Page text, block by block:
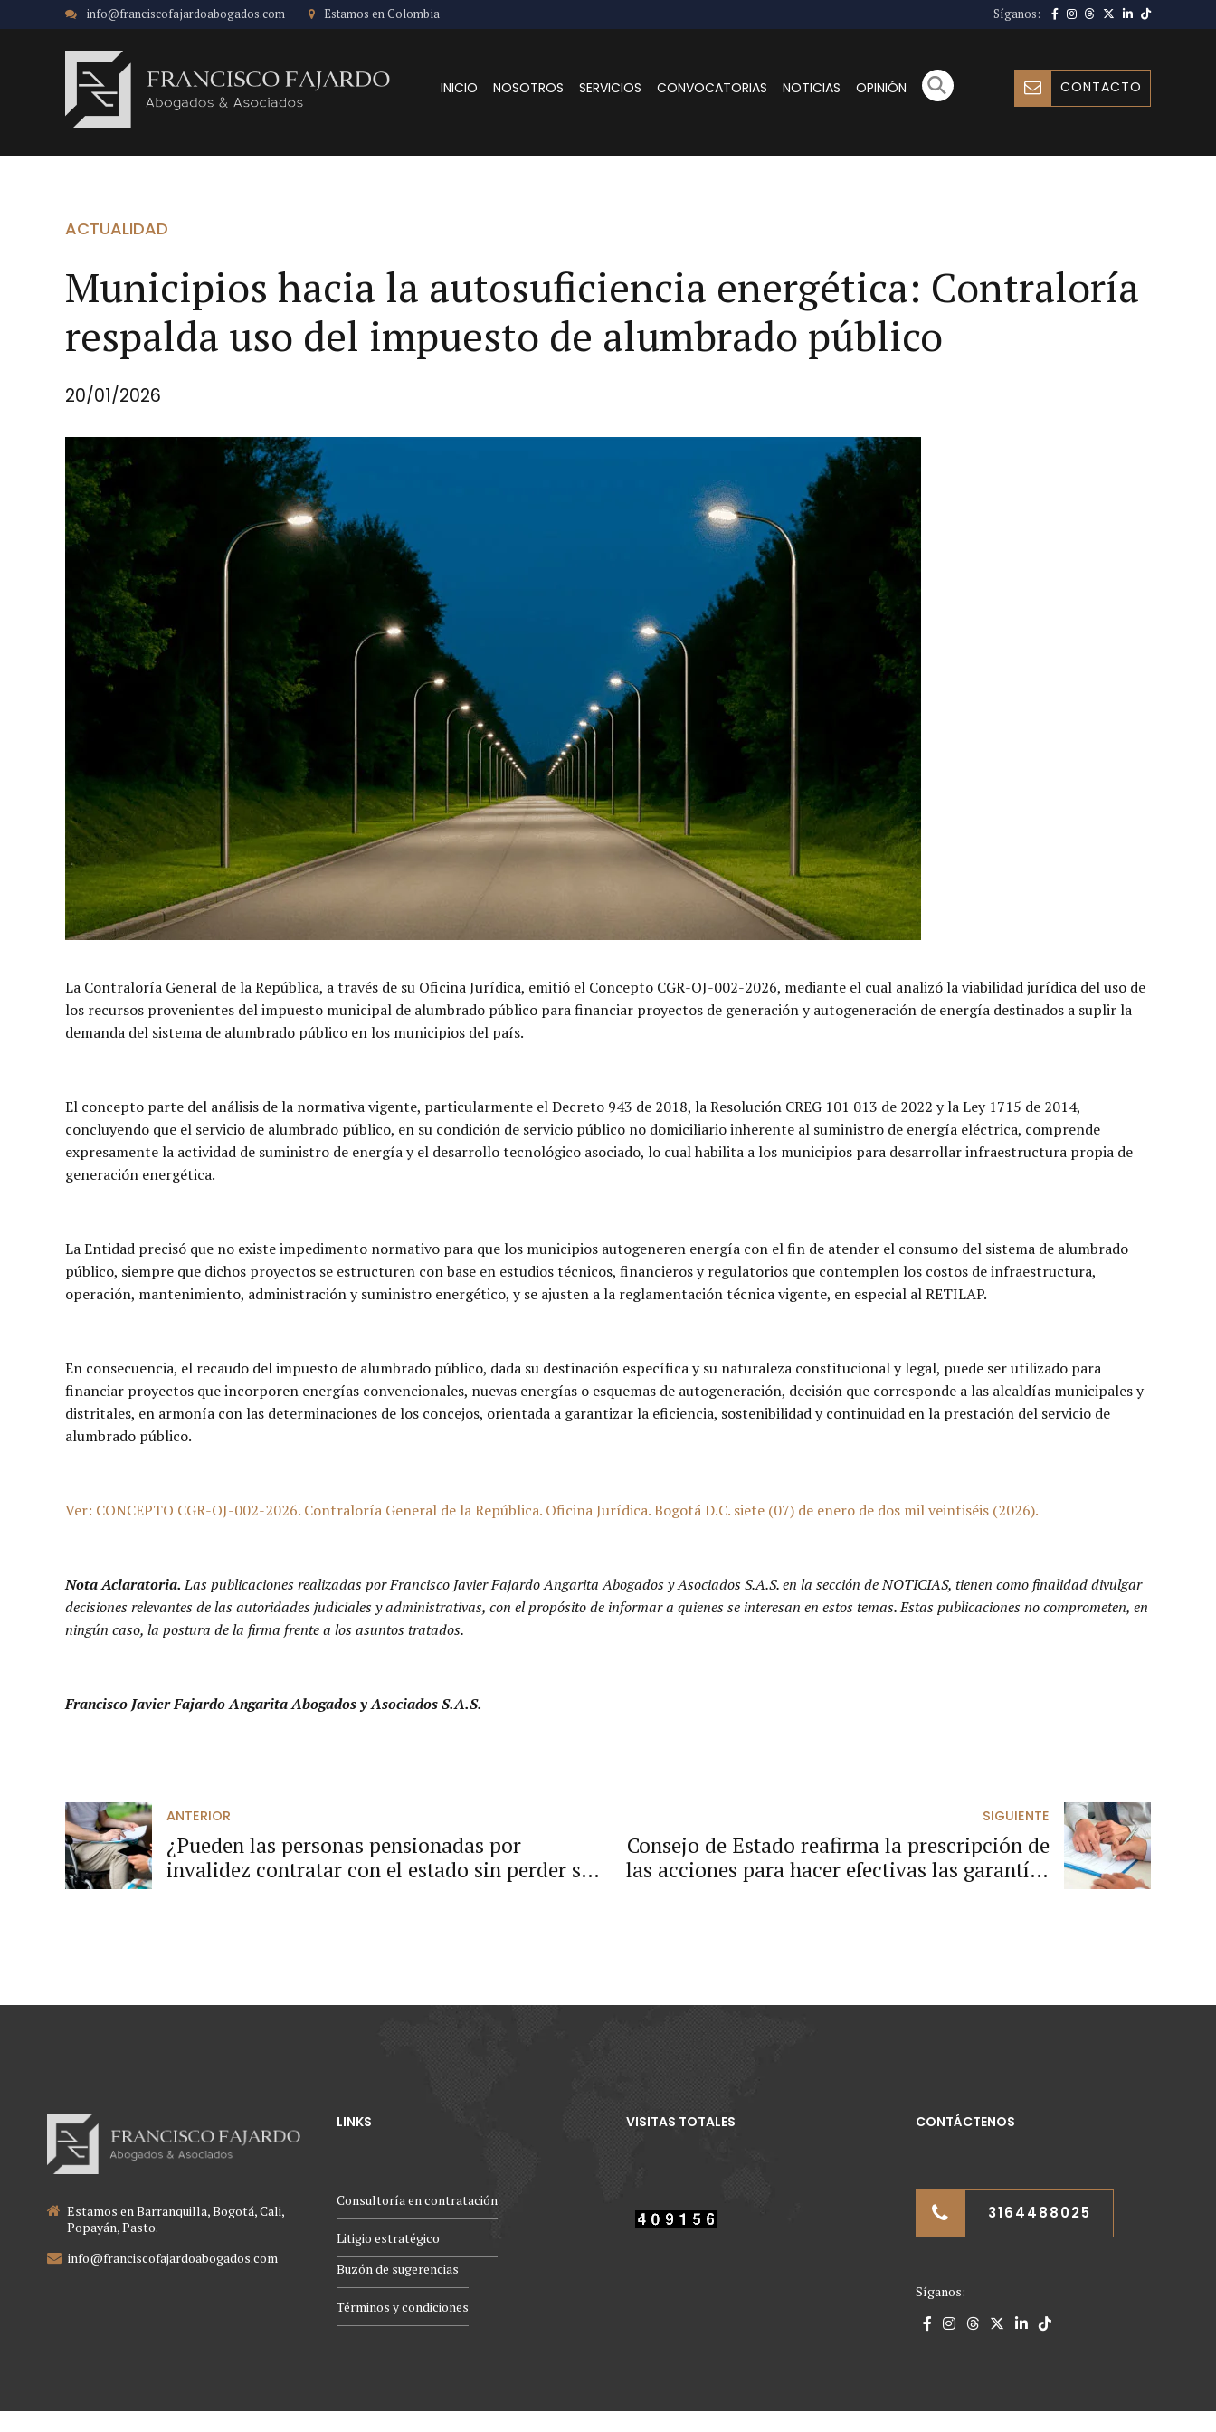
info@franciscofajardoabogados.com Estamos en Colombia Síganos:
CONTACTO
INICIO NOSOTROS SERVICIOS CONVOCATORIAS NOTICIAS OPINIÓN
ACTUALIDAD
Municipios hacia la autosuficiencia energética: Contraloría
respalda uso del impuesto de alumbrado público
20/01/2026
La Contraloría General de la República, a través de su Oficina Jurídica, emitió el Concepto CGR-OJ-002-2026, mediante el cual analizó la viabilidad jurídica del uso de
los recursos provenientes del impuesto municipal de alumbrado público para financiar proyectos de generación y autogeneración de energía destinados a suplir la
demanda del sistema de alumbrado público en los municipios del país.
El concepto parte del análisis de la normativa vigente, particularmente el Decreto 943 de 2018, la Resolución CREG 101 013 de 2022 y la Ley 1715 de 2014,
concluyendo que el servicio de alumbrado público, en su condición de servicio público no domiciliario inherente al suministro de energía eléctrica, comprende
expresamente la actividad de suministro de energía y el desarrollo tecnológico asociado, lo cual habilita a los municipios para desarrollar infraestructura propia de
generación energética.
La Entidad precisó que no existe impedimento normativo para que los municipios autogeneren energía con el fin de atender el consumo del sistema de alumbrado
público, siempre que dichos proyectos se estructuren con base en estudios técnicos, financieros y regulatorios que contemplen los costos de infraestructura,
operación, mantenimiento, administración y suministro energético, y se ajusten a la reglamentación técnica vigente, en especial al RETILAP.
En consecuencia, el recaudo del impuesto de alumbrado público, dada su destinación específica y su naturaleza constitucional y legal, puede ser utilizado para
financiar proyectos que incorporen energías convencionales, nuevas energías o esquemas de autogeneración, decisión que corresponde a las alcaldías municipales y
distritales, en armonía con las determinaciones de los concejos, orientada a garantizar la eficiencia, sostenibilidad y continuidad en la prestación del servicio de
alumbrado público.
Ver: CONCEPTO CGR-OJ-002-2026. Contraloría General de la República. Oficina Jurídica. Bogotá D.C. siete (07) de enero de dos mil veintiséis (2026).
Nota Aclaratoria.Las publicaciones realizadas por Francisco Javier Fajardo Angarita Abogados y Asociados S.A.S. en la sección de NOTICIAS, tienen como finalidad divulgar
decisiones relevantes de las autoridades judiciales y administrativas, con el propósito de informar a quienes se interesan en estos temas. Estas publicaciones no comprometen, en
ningún caso, la postura de la firma frente a los asuntos tratados.
Francisco Javier Fajardo Angarita Abogados y Asociados S.A.S.
ANTERIOR
¿Pueden las personas pensionadas por
invalidez contratar con el estado sin perder su
SIGUIENTE
Consejo de Estado reafirma la prescripción de
las acciones para hacer efectivas las garantías
Estamos en Barranquilla, Bogotá, Cali,
Popayán, Pasto.
info@franciscofajardoabogados.com
LINKS
Consultoría en contratación
Litigio estratégico
Buzón de sugerencias
Términos y condiciones
VISITAS TOTALES CONTÁCTENOS
3164488025
Síganos: